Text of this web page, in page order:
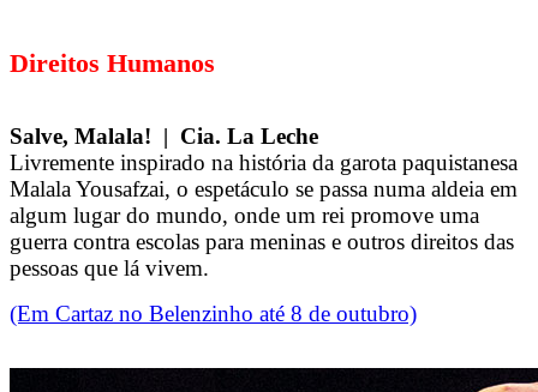
Direitos Humanos
Salve, Malala! | Cia. La Leche
Livremente inspirado na história da garota paquistanesa
Malala Yousafzai, o espetáculo se passa numa aldeia em
algum lugar do mundo, onde um rei promove uma
guerra contra escolas para meninas e outros direitos das
pessoas que lá vivem.
(Em Cartaz no Belenzinho até 8 de outubro)